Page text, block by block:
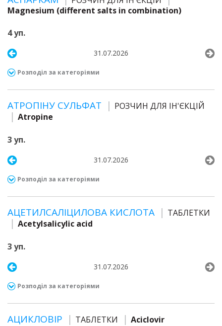
Magnesium (different salts in combination)
4 уп.
31.07.2026
Розподіл за категоріями
АТРОПІНУ СУЛЬФАТ
РОЗЧИН ДЛЯ ІН'ЄКЦІЙ
Atropine
3 уп.
31.07.2026
Розподіл за категоріями
АЦЕТИЛСАЛІЦИЛОВА КИСЛОТА
ТАБЛЕТКИ
Acetylsalicylic acid
3 уп.
31.07.2026
Розподіл за категоріями
АЦИКЛОВІР ТАБЛЕТКИ Aciclovir